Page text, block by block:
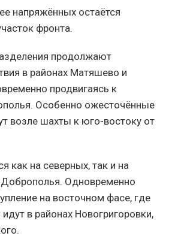
напряжённых остаётся
фронта.
продолжают
в районах Матяшево и
продвигаясь к
Особенно ожесточённые
возле шахты к юго-востоку от
как на северных, так и на
Одновременно
на восточном фасе, где
в районах Новогригоровки,